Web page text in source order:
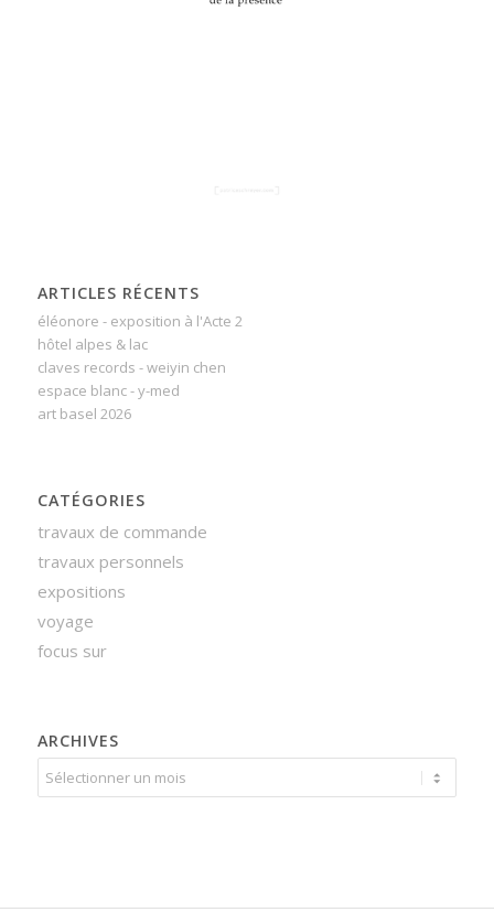
ARTICLES RÉCENTS
éléonore - exposition à l'Acte 2
hôtel alpes & lac
claves records - weiyin chen
espace blanc - y-med
art basel 2026
CATÉGORIES
travaux de commande
travaux personnels
expositions
voyage
focus sur
ARCHIVES